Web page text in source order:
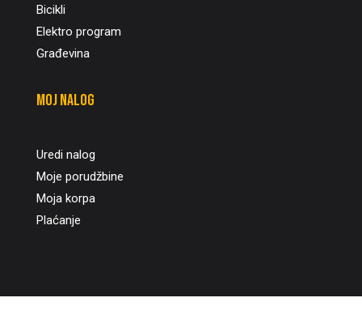
Bicikli
Elektro program
Građevina
Moj nalog
Uredi nalog
Moje porudžbine
Moja korpa
Plaćanje